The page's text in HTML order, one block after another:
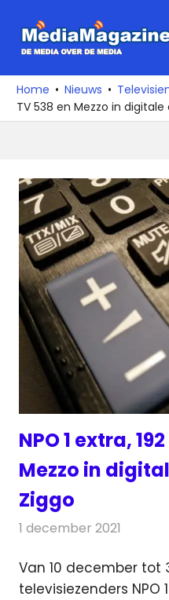
naar
media
over
de
Home Nieuws
TV 538 en Mezzo in
NPO 1 extra,
Mezzo in
Ziggo
1 december 2021
Van 10 december tot
televisiezenders NPO